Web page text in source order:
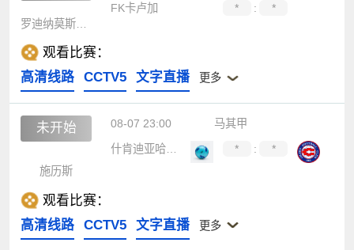
FK卡卢加
* :
*
观看比赛：
高清线路
CCTV5 文字直播 更多
未开始 08-07 23:00
马其甲
什肯迪亚哈拉辛
* :
*
施历斯
观看比赛：
高清线路
CCTV5 文字直播 更多